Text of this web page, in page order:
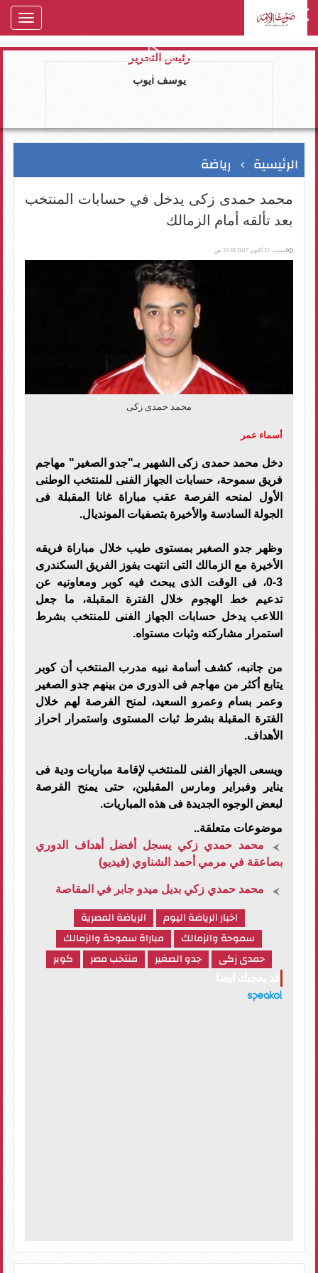
رئيس التحرير
يوسف ايوب
الرئيسية رياضة
محمد حمدى زكى يدخل في حسابات المنتخب
بعد تألقه أمام الزمالك
السبت، 21 أكتوبر 2017 10:33 ص
محمد حمدى زكى
أسماء عمر
دخل محمد حمدى زكى الشهير بـ"جدو الصغير" مهاجم
فريق سموحة، حسابات الجهاز الفنى للمنتخب الوطنى
الأول لمنحه الفرصة عقب مباراة غانا المقبلة فى
الجولة السادسة والأخيرة بتصفيات المونديال.
وظهر جدو الصغير بمستوى طيب خلال مباراة فريقه
الأخيرة مع الزمالك التى انتهت بفوز الفريق السكندرى
3-0، فى الوقت الذى يبحث فيه كوبر ومعاونيه عن
تدعيم خط الهجوم خلال الفترة المقبلة، ما جعل
اللاعب يدخل حسابات الجهاز الفنى للمنتخب بشرط
استمرار مشاركته وثبات مستواه.
من جانبه، كشف أسامة نبيه مدرب المنتخب أن كوبر
يتابع أكثر من مهاجم فى الدورى من بينهم جدو الصغير
وعمر بسام وعمرو السعيد، لمنح الفرصة لهم خلال
الفترة المقبلة بشرط ثبات المستوى واستمرار احراز
الأهداف.
ويسعى الجهاز الفنى للمنتخب لإقامة مباريات ودية فى
يناير وفبراير ومارس المقبلين، حتى يمنح الفرصة
لبعض الوجوه الجديدة فى هذه المباريات.
موضوعات متعلقة..
محمد حمدي زكي يسجل أفضل أهداف الدوري
بصاعقة في مرمي أحمد الشناوي (فيديو)
محمد حمدي زكي بديل ميدو جابر في المقاصة
اخبار الرياضة اليوم
الرياضة المصرية
سموحة والزمالك
مباراة سموحة والزمالك
حمدى زكى
جدو الصغير منتخب مصر كوبر